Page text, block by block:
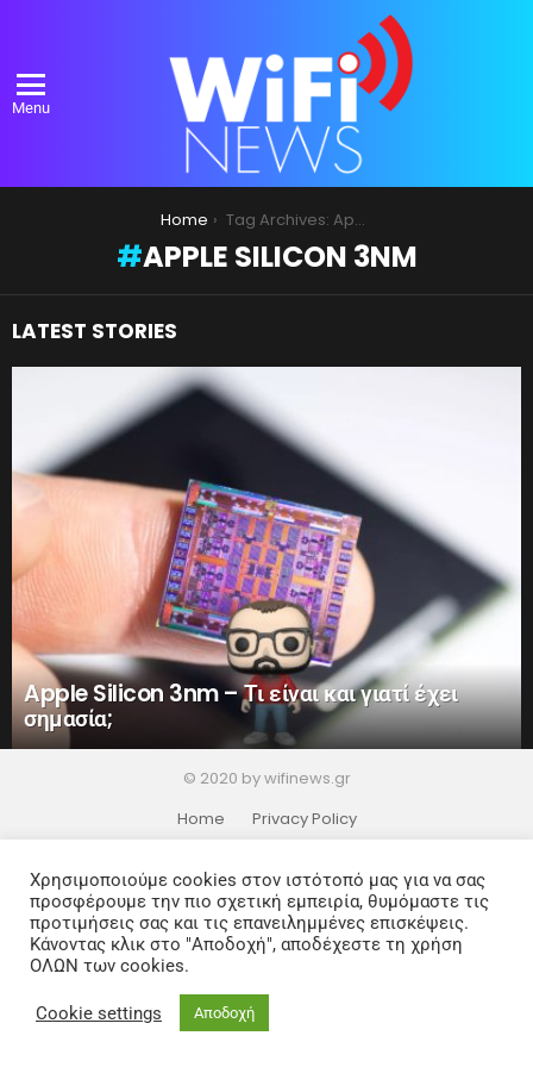
Menu
Home Tag Archives: Apple Silicon 3nm
APPLE SILICON 3NM
LATEST STORIES
Apple Silicon 3nm – Τι είναι και γιατί έχει
σημασία;
© 2020 by wifinews.gr
Home
Privacy Policy
Χρησιμοποιούμε cookies στον ιστότοπό μας για να σας
προσφέρουμε την πιο σχετική εμπειρία, θυμόμαστε τις
προτιμήσεις σας και τις επανειλημμένες επισκέψεις.
Κάνοντας κλικ στο "Αποδοχή", αποδέχεστε τη χρήση
ΟΛΩΝ των cookies.
Cookie settings Αποδοχή